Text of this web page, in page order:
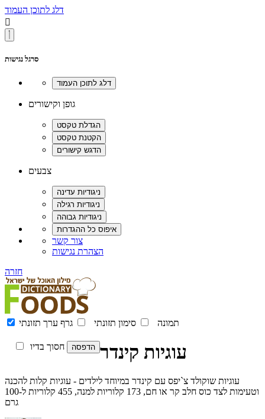
דלג לתוכן העמוד

סרגל נגישות
גופן וקישורים
צבעים
צור קשר
הצהרת נגישות
חזרה
תמונה סימון תזונתי גרף ערך תזונתי
חסוך בדיו עוגיות קינדר
עוגיות שוקולד צ`יפס עם קינדר במיוחד לילדים - עוגיות קלות להכנה
וטעימות לצד כוס חלב קר או חם, 173 קלוריות למנה, 455 קלוריות ל-100
גרם